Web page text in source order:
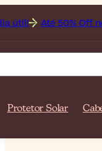
Até 50% Off nos
Protetor Solar